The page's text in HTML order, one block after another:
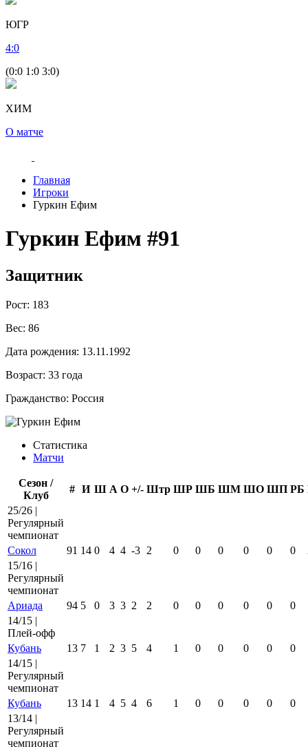
ЮГР
4:0
(0:0 1:0 3:0)
ХИМ
О матче
Главная
Игроки
Гуркин Ефим
Гуркин Ефим #91
Защитник
Рост: 183
Вес: 86
Дата рождения: 13.11.1992
Возраст: 33 года
Гражданство: Россия
Статистика
Матчи
Сезон /
Клуб
# И Ш А О +/- Штр ШР ШБ ШМ ШО ШП РБ
25/26 |
Регулярный
чемпионат
Сокол
91 14 0 4 4 -3 2 0 0 0 0 0 0
15/16 |
Регулярный
чемпионат
Ариада
94 5 0 3 3 2 2 0 0 0 0 0 0
14/15 |
Плей-офф
Кубань
13 7 1 2 3 5 4 1 0 0 0 0 0
14/15 |
Регулярный
чемпионат
Кубань
13 14 1 4 5 4 6 1 0 0 0 0 0
13/14 |
Регулярный
чемпионат